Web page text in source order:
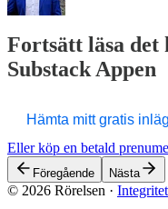
Fortsätt läsa
Substack Appen
Hämta mitt gratis
Eller köp en betald
Föregående Nästa
© 2026 Rörelsen · Integritet